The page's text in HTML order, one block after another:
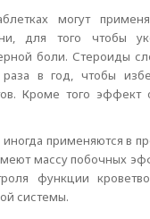
могут
для того чтобы
боли. Стероиды
в год, чтобы
Кроме того эффект
иногда применяются в
массу побочных
функции
системы.